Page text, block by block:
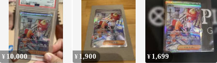
092/0…
¥ 10,000 ¥ 1,900 ¥ 1,699